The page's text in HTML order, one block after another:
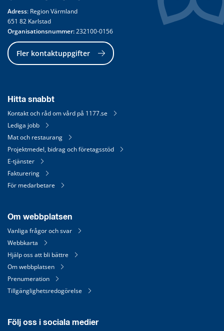
Adress: Region Värmland
651 82 Karlstad
Organisationsnummer: 232100-0156
Fler kontaktuppgifter
Hitta snabbt
Kontakt och råd om vård på 1177.se
Lediga jobb
Mat och restaurang
Projektmedel, bidrag och företagsstöd
E-tjänster
Fakturering
För medarbetare
Om webbplatsen
Vanliga frågor och svar
Webbkarta
Hjälp oss att bli bättre
Om webbplatsen
Prenumeration
Tillgänglighetsredogörelse
Följ oss i sociala medier